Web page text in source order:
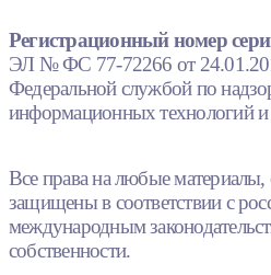
Регистрационный номер
ЭЛ № ФС 77-72266 от
Федеральной службой по
информационных технологий
Все права на любые материалы,
защищены в соответствии с
международным
собственности.